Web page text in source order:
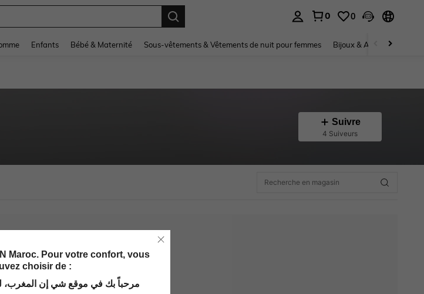
0 0
Enfants Bébé & Maternité Sous-vêtements & Vêtements de nuit pour femmes Bijoux & Accessoires pour
Suivre
4 Suiveurs
essayer une autre recherche.
Maroc. Pour votre confort, vous
choisir de :
مرحباً بك في موقع شي إن المغرب،